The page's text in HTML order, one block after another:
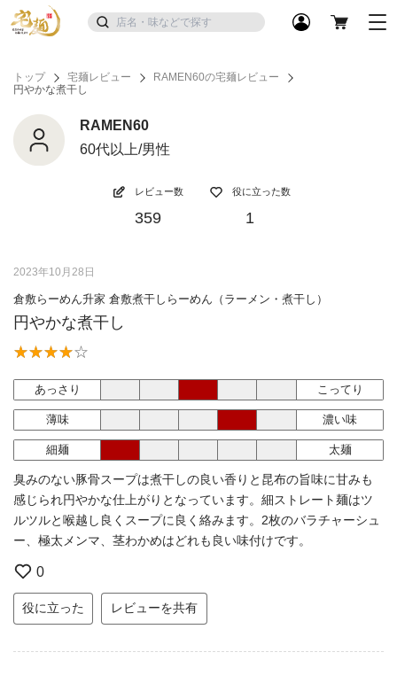
トップ 宅麺レビュー
RAMEN60の宅麺レビュー
円やかな煮干し
RAMEN60
60代以上/男性
レビュー数
359
役に立った数
1
2023年10月28日
倉敷らーめん升家 倉敷煮干しらーめん（ラーメン・煮干し）
円やかな煮干し
あっさり こってり
薄味 濃い味
細麺 太麺
臭みのない豚骨スープは煮干しの良い香りと昆布の旨味に甘みも
感じられ円やかな仕上がりとなっています。細ストレート麺はツ
ルツルと喉越し良くスープに良く絡みます。2枚のバラチャーシュ
ー、極太メンマ、茎わかめはどれも良い味付けです。
0
役に立った レビューを共有